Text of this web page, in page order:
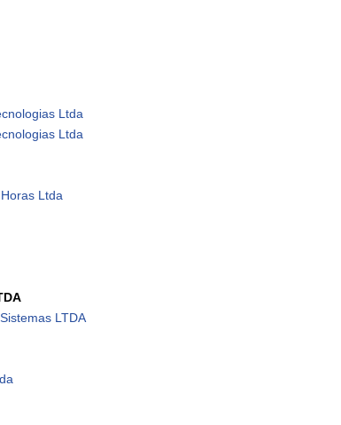
Ltda
Ltda
Ltda
LTDA